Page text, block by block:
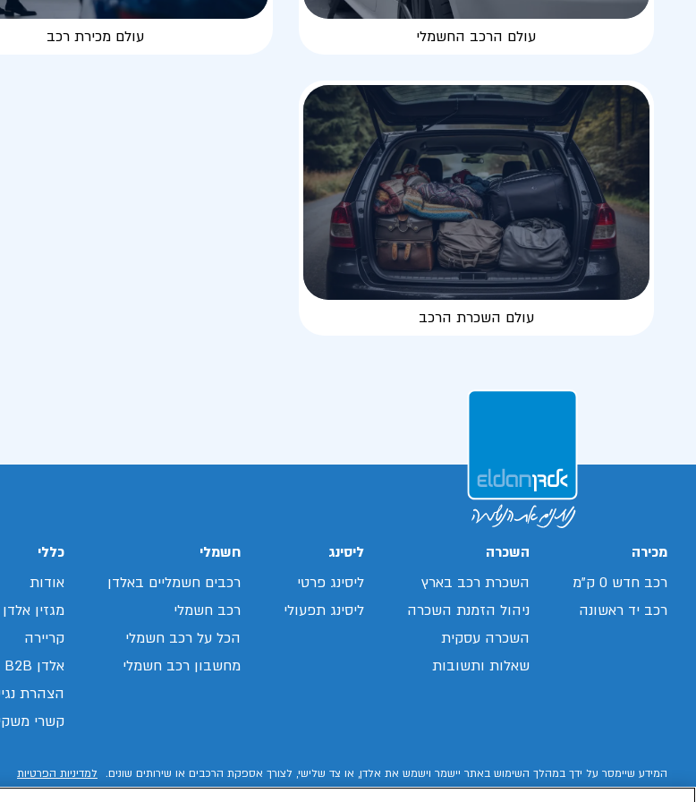
עולם הרכב החשמלי עולם מכירת רכב
עולם השכרת הרכב
מכירה
רכב חדש 0 ק"מ
רכב יד ראשונה
השכרה
השכרת רכב בארץ
ניהול הזמנת השכרה
השכרה עסקית
שאלות ותשובות
ליסינג
ליסינג פרטי
ליסינג תפעולי
חשמלי
רכבים חשמליים באלדן
רכב חשמלי
הכל על רכב חשמלי
מחשבון רכב חשמלי
כללי
אודות
מגזין אלדן
קריירה
אלדן B2B
הצהרת
קשרי
המידע שיימסר על ידך במהלך השימוש באתר יישמר וישמש את אלדן, או צד שלישי, לצורך אספקת הרכבים או שירותים שונים. למדיניות הפרטיות